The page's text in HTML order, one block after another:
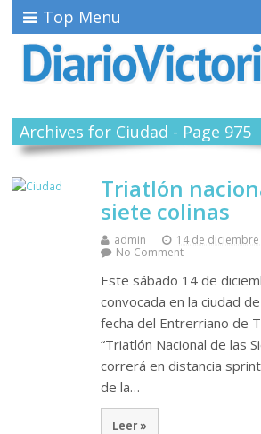
Top Menu
Archives for Ciudad - Page 975
Triatlón
siete colinas
admin 14 de
No Comment
Este sábado 14 de
convocada en la ciudad
fecha del Entrerriano de
“Triatlón Nacional de las
correrá en distancia
de la…
Leer »